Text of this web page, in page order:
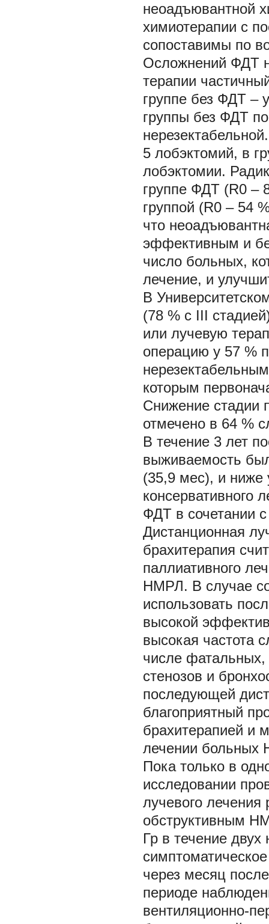
неоадъювантной
химиотерапии с
сопоставимы по
Осложнений ФДТ
терапии
группе без ФДТ –
группы без ФДТ
5 лобэктомий, в
лобэктомии.
группе ФДТ (R0 –
группой (R0 – 54
что
эффективным и
число больных,
лечение, и
В
(78 % с III
или лучевую
операцию у 57 %
которым
Снижение стадии
отмечено в 64 %
В течение 3 лет
выживаемость
(35,9 мес), и ниже
консервативного
ФДТ в сочетании
Дистанционная
брахитерапия
паллиативного
НМРЛ. В случае
использовать
высокой
высокая частота
числе
стенозов и
последующей
благоприятный
брахитерапией и
лечении больных
Пока только в
исследовании
лучевого лечения
обструктивным
Гр в течение
через месяц
периоде
вентиляционно-